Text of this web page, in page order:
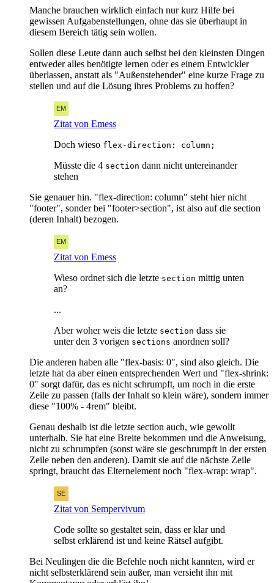
Manche brauchen wirklich einfach nur kurz Hilfe bei
gewissen Aufgabenstellungen, ohne das sie überhaupt in
diesem Bereich tätig sein wollen.
Sollen diese Leute dann auch selbst bei den kleinsten Dingen
entweder alles benötigte lernen oder es einem Entwickler
überlassen, anstatt als "Außenstehender" eine kurze Frage zu
stellen und auf die Lösung ihres Problems zu hoffen?
Zitat von Emess
Doch wieso flex-direction: column;
Müsste die 4 section dann nicht untereinander
stehen
Sie genauer hin. "flex-direction: column" steht hier nicht
"footer", sonder bei "footer>section", ist also auf die section
(deren Inhalt) bezogen.
Zitat von Emess
Wieso ordnet sich die letzte section mittig unten
an?
...
Aber woher weis die letzte section dass sie
unter den 3 vorigen sections anordnen soll?
Die anderen haben alle "flex-basis: 0", sind also gleich. Die
letzte hat da aber einen entsprechenden Wert und "flex-shrink:
0" sorgt dafür, das es nicht schrumpft, um noch in die erste
Zeile zu passen (falls der Inhalt so klein wäre), sondern immer
diese "100% - 4rem" bleibt.
Genau deshalb ist die letzte section auch, wie gewollt
unterhalb. Sie hat eine Breite bekommen und die Anweisung,
nicht zu schrumpfen (sonst wäre sie geschrumpft in der ersten
Zeile neben den anderen). Damit sie auf die nächste Zeile
springt, braucht das Elternelement noch "flex-wrap: wrap".
Zitat von Sempervivum
Code sollte so gestaltet sein, dass er klar und
selbst erklärend ist und keine Rätsel aufgibt.
Bei Neulingen die die Befehle noch nicht kannten, wird er
nicht selbsterklärend sein außer, man versieht ihn mit